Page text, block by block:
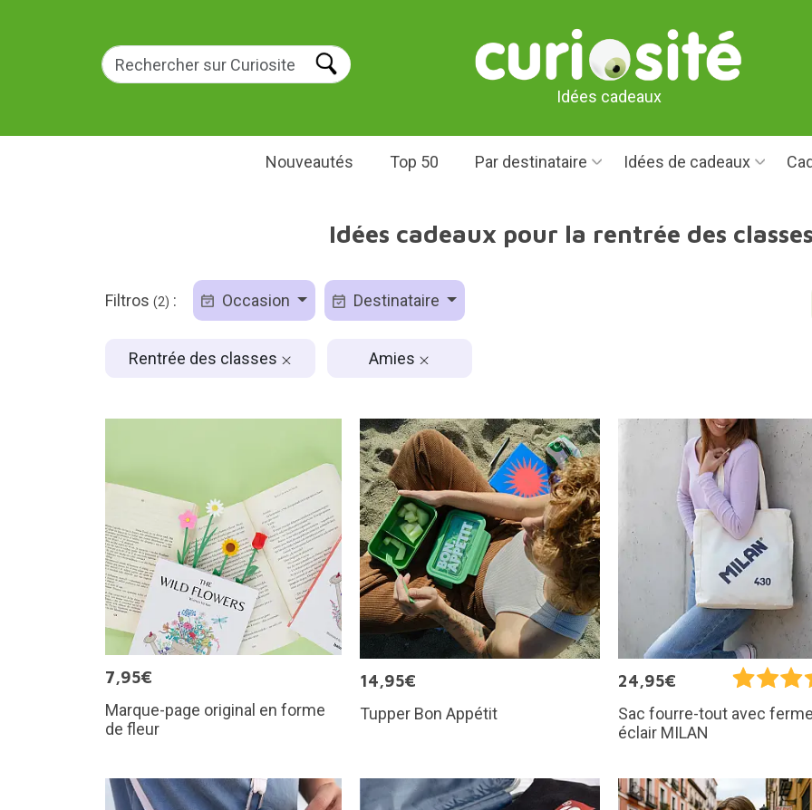
Idées cadeaux
Nouveautés Top 50 Par destinataire Idées de cadeaux
Idées cadeaux pour la rentrée des
Filtros (2) : Occasion Destinataire
Rentrée des classes Amies
7,95€
Marque-page original en forme
de fleur
14,95€
Tupper Bon Appétit
24,95€
Sac fourre-tout avec
éclair MILAN